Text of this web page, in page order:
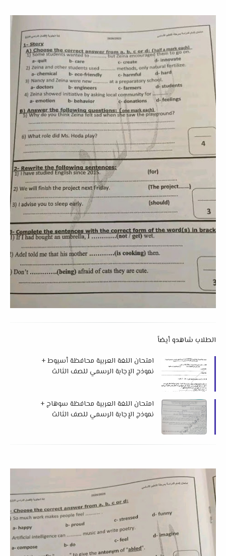
الطلاب شاهدو أيضاً
امتحان اللغة العربية محافظة أسيوط +
نموذج الإجابة الرسمي للصف الثالث
امتحان اللغة العربية محافظة سوهاج +
نموذج الإجابة الرسمي للصف الثالث